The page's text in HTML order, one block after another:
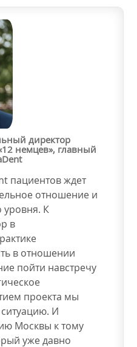
директор
немцев», главный
пациентов ждет
отношение и
уровня. К
в
в отношении
пойти навстречу
проекта мы
И
Москвы к тому
уже давно